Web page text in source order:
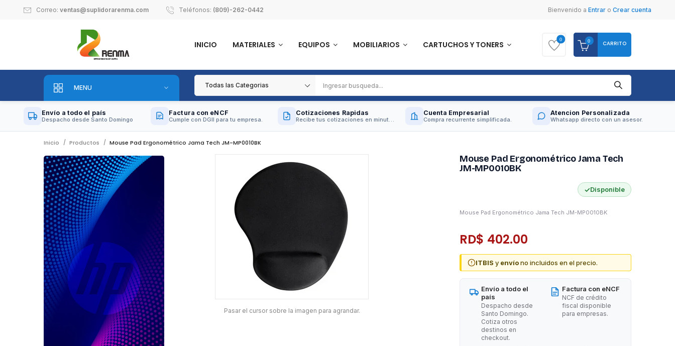
Correo: ventas@suplidorarenma.com Teléfonos: (809)-262-0442 Bienvenido a Entrar o Crear cuenta
INICIO MATERIALES EQUIPOS MOBILIARIOS CARTUCHOS Y TONERS
0 0 CARRITO
MENU
Envío a todo el país
Despacho desde Santo Domingo
Factura con eNCF
Cumple con DGII para tu empresa.
Cotizaciones Rapidas
Recibe tus cotizaciones en minutos.
Cuenta Empresarial
Compra recurrente simplificada.
Atencion Personalizada
Whatsapp directo con un asesor.
Inicio Productos Mouse Pad Ergonométrico Jama Tech JM-MP0010BK
Pasar el cursor sobre la imagen para agrandar.
Mouse Pad Ergonométrico Jama Tech
JM-MP0010BK
✓Disponible
Mouse Pad Ergonométrico Jama Tech JM-MP0010BK
RD$ 402.00
ITBIS y envíono incluidos en el precio.
Envío a todo el
país
Despacho desde
Santo Domingo.
Cotiza otros
destinos en
checkout.
Factura con eNCF
NCF de crédito
fiscal disponible
para empresas.